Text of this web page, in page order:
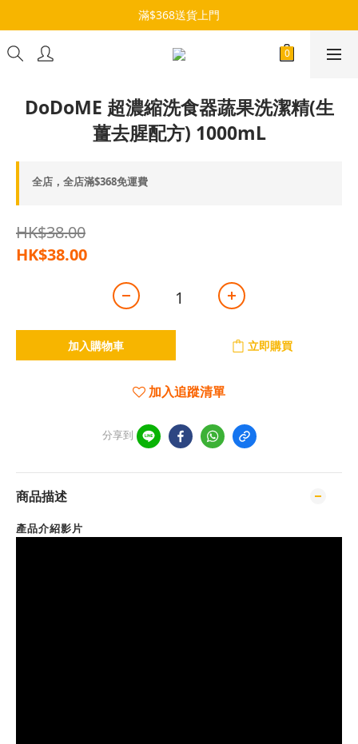
滿$368送貨上門
DoDoME 超濃縮洗食器蔬果洗潔精(生
薑去腥配方) 1000mL
全店，全店滿$368免運費
HK$38.00
HK$38.00
加入購物車 立即購買
加入追蹤清單
分享到
商品描述
產品介紹影片